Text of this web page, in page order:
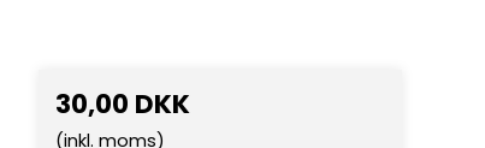
30,00 DKK
(inkl. moms)